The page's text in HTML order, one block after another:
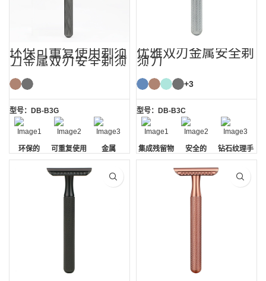
环保可重复使用剃须
刀金属双刃安全剃须
刀
型号：DB-B3G
环保的
可重复使用
的
金属
优雅双刃金属安全剃
须刀
+3
型号：DB-B3C
集成残留物
去除
安全的
钻石纹理手
柄